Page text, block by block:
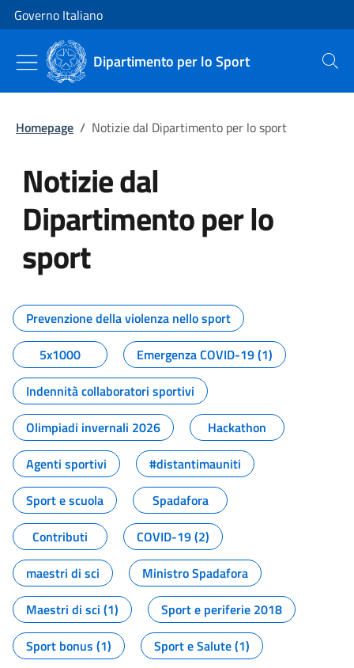
Vai al contenuto
Vai alla navigazione del sito
Governo Italiano
Dipartimento per lo Sport Cerca
Homepage / Notizie dal Dipartimento per lo sport
Notizie dal
Dipartimento per lo
sport
Tutti i contenuti della pagina
Prevenzione della violenza nello sport
5x1000
Emergenza COVID-19 (1)
Indennità collaboratori sportivi
Olimpiadi invernali 2026
Hackathon
Agenti sportivi
#distantimauniti
Sport e scuola
Spadafora
Contributi
COVID-19 (2)
maestri di sci
Ministro Spadafora
Maestri di sci (1)
Sport e periferie 2018
Sport bonus (1)
Sport e Salute (1)